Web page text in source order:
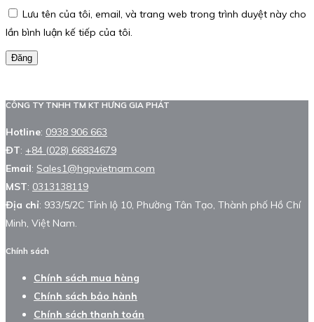
Lưu tên của tôi, email, và trang web trong trình duyệt này cho
lần bình luận kế tiếp của tôi.
Đăng
CÔNG TY TNHH TM KT HƯNG GIA PHÁT
Hotline: 0938 906 663
ĐT: +84 (028) 66834679
Email: Sales1@hgpvietnam.com
MST: 0313138119
Địa chỉ: 933/5/2C Tỉnh lộ 10, Phường Tân Tạo, Thành phố Hồ Chí
Minh, Việt Nam.
Chính sách
Chính sách mua hàng
Chính sách bảo hành
Chính sách thanh toán